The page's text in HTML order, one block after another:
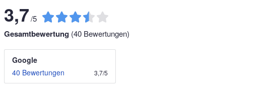
3,7/5
Gesamtbewertung (40 Bewertungen)
Google
40 Bewertungen
3,7/5